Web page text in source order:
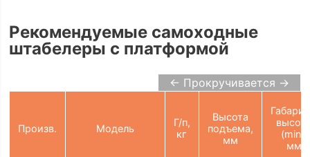
Рекомендуемые самоходные
штабелеры с платформой
← Прокручивается →
Произв. Модель
Г/п,
кг
Высота
подъема,
мм
(min),
мм